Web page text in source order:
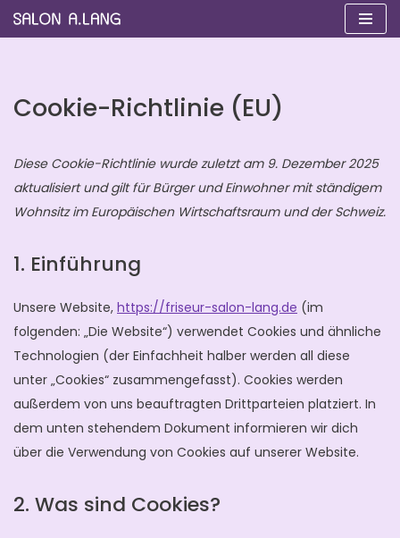
springen
Cookie-Richtlinie (EU)
Diese Cookie-Richtlinie wurde zuletzt am 9. Dezember 2025
aktualisiert und gilt für Bürger und Einwohner mit ständigem
Wohnsitz im Europäischen Wirtschaftsraum und der Schweiz.
1. Einführung
Unsere Website, https://friseur-salon-lang.de (im
folgenden: „Die Website“) verwendet Cookies und ähnliche
Technologien (der Einfachheit halber werden all diese
unter „Cookies“ zusammengefasst). Cookies werden
außerdem von uns beauftragten Drittparteien platziert. In
dem unten stehendem Dokument informieren wir dich
über die Verwendung von Cookies auf unserer Website.
2. Was sind Cookies?